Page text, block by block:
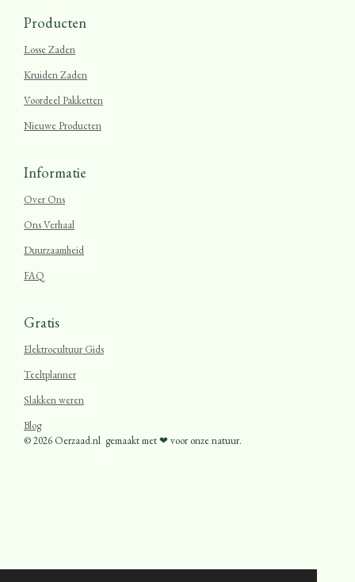
Producten
Losse Zaden
Kruiden Zaden
Voordeel Pakketten
Nieuwe Producten
Informatie
Over Ons
Ons Verhaal
Duurzaamheid
FAQ
Gratis
Elektrocultuur Gids
Teeltplanner
Slakken weren
Blog
© 2026 Oerzaad.nl gemaakt met ❤ voor onze natuur.